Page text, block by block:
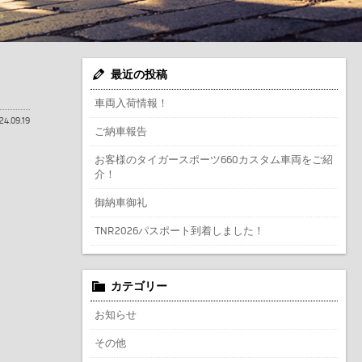
最近の投稿
車両入荷情報！
ご納車報告
お客様のタイガースポーツ660カスタム車両をご紹
介！
御納車御礼
TNR2026パスポート到着しました！
カテゴリー
お知らせ
その他